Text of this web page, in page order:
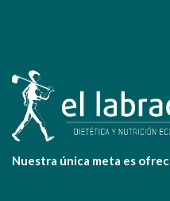
Nuestra única meta es